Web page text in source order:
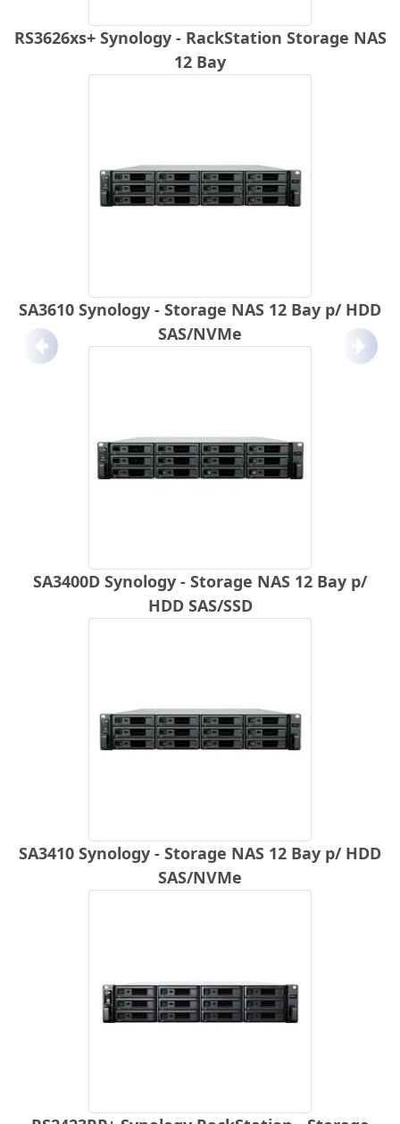
RS3626xs+ Synology - RackStation Storage NAS
12 Bay
SA3610 Synology - Storage NAS 12 Bay p/ HDD
SAS/NVMe
SA3400D Synology - Storage NAS 12 Bay p/
HDD SAS/SSD
SA3410 Synology - Storage NAS 12 Bay p/ HDD
SAS/NVMe
Anterior